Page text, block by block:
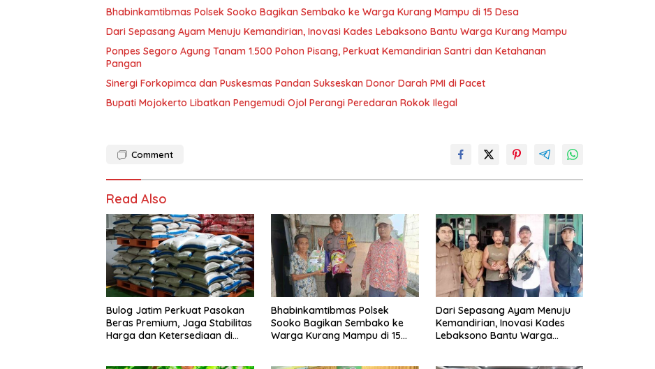
Bhabinkamtibmas Polsek Sooko Bagikan Sembako ke Warga Kurang Mampu di 15 Desa
Dari Sepasang Ayam Menuju Kemandirian, Inovasi Kades Lebaksono Bantu Warga Kurang Mampu
Ponpes Segoro Agung Tanam 1.500 Pohon Pisang, Perkuat Kemandirian Santri dan Ketahanan
Pangan
Sinergi Forkopimca dan Puskesmas Pandan Sukseskan Donor Darah PMI di Pacet
Bupati Mojokerto Libatkan Pengemudi Ojol Perangi Peredaran Rokok Ilegal
Comment
Read Also
Bulog Jatim Perkuat Pasokan
Beras Premium, Jaga Stabilitas
Harga dan Ketersediaan di
Bhabinkamtibmas Polsek
Sooko Bagikan Sembako ke
Warga Kurang Mampu di 15
Dari Sepasang Ayam Menuju
Kemandirian, Inovasi Kades
Lebaksono Bantu Warga